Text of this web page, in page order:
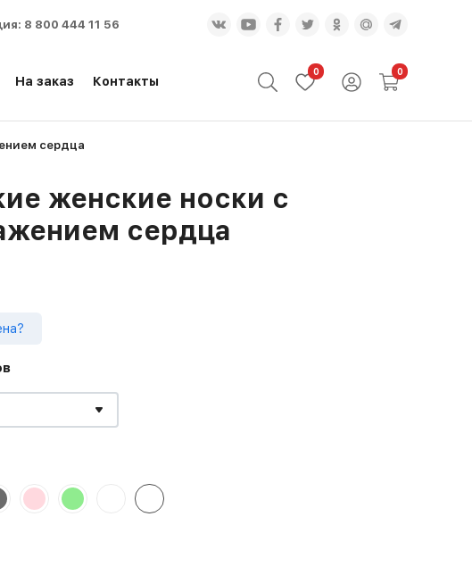
8 800 444 11 56
На заказ Контакты
0 0
сердца
женские носки с
сердца